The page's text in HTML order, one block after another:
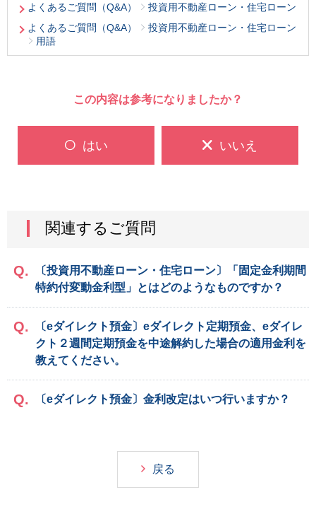
よくあるご質問（Q&A）
投資用不動産ローン・住宅ローン
よくあるご質問（Q&A）
投資用不動産ローン・住宅ローン
用語
この内容は参考になりましたか？
はい いいえ
関連するご質問
〔投資用不動産ローン・住宅ローン〕「固定金利期間
特約付変動金利型」とはどのようなものですか？
〔eダイレクト預金〕eダイレクト定期預金、eダイレ
クト２週間定期預金を中途解約した場合の適用金利を
教えてください。
〔eダイレクト預金〕金利改定はいつ行いますか？
戻る